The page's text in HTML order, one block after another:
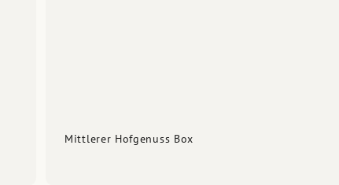
Mittlerer Hofgenuss Box